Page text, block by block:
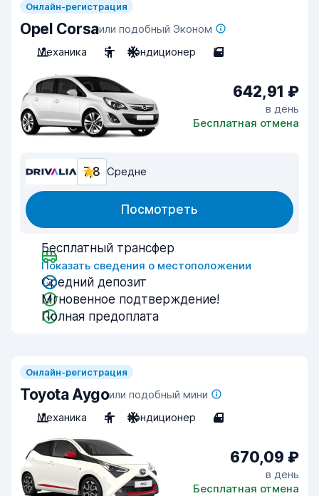
Онлайн-регистрация
Opel Corsaили подобный Эконом
Механика
5 Кондиционер 5
642,91 ₽
в день
Бесплатная отмена
7,8 Средне
Посмотреть
Бесплатный трансфер
Показать сведения о местоположении
Средний депозит
Мгновенное подтверждение!
Полная предоплата
Онлайн-регистрация
Toyota Aygoили подобный мини
Механика
4 Кондиционер 4
670,09 ₽
в день
Бесплатная отмена